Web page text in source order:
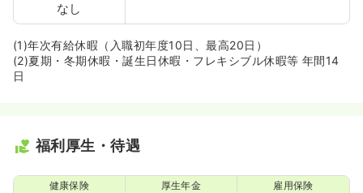
なし
(1)年次有給休暇（入職初年度10日、最高20日）
(2)夏期・冬期休暇・誕生日休暇・フレキシブル休暇等 年間14
日
福利厚生・待遇
健康保険 厚生年金 雇用保険